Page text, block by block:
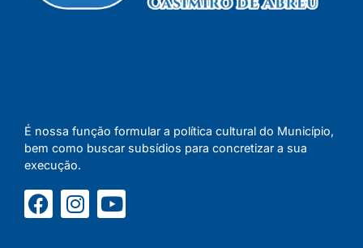
É nossa função formular a política cultural do Município,
bem como buscar subsídios para concretizar a sua
execução.